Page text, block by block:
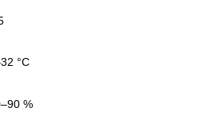
°C
%